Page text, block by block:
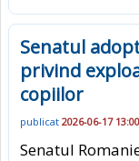
Senatul
privind
copiilor
publicat 2026-06-17
Senatul